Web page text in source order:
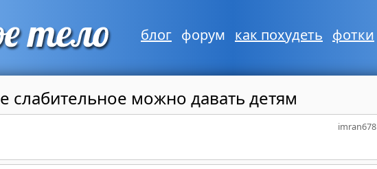
блог форум как похудеть фотки
слабительное можно давать детям
imran678